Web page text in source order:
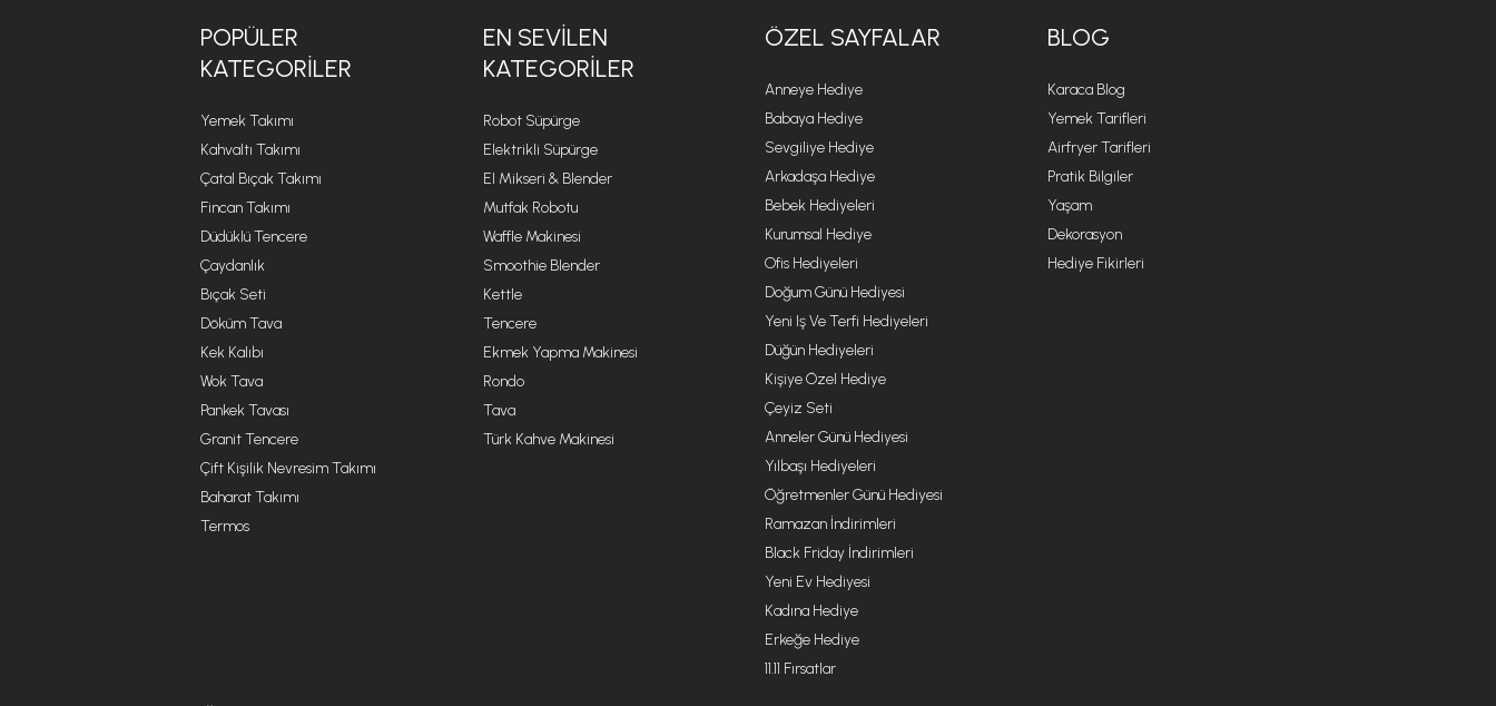
POPÜLER
KATEGORILER
Yemek Takımı
Kahvaltı Takımı
Çatal Bıçak Takımı
Fincan Takımı
Düdüklü Tencere
Çaydanlık
Bıçak Seti
Döküm Tava
Kek Kalıbı
Wok Tava
Pankek Tavası
Granit Tencere
Çift Kişilik Nevresim Takımı
Baharat Takımı
Termos
EN SEVILEN
KATEGORILER
Robot Süpürge
Elektrikli Süpürge
El Mikseri & Blender
Mutfak Robotu
Waffle Makinesi
Smoothie Blender
Kettle
Tencere
Ekmek Yapma Makinesi
Rondo
Tava
Türk Kahve Makinesi
ÖZEL SAYFALAR
Anneye Hediye
Babaya Hediye
Sevgiliye Hediye
Arkadaşa Hediye
Bebek Hediyeleri
Kurumsal Hediye
Ofis Hediyeleri
Doğum Günü Hediyesi
Yeni Iş Ve Terfi Hediyeleri
Düğün Hediyeleri
Kişiye Özel Hediye
Çeyiz Seti
Anneler Günü Hediyesi
Yılbaşı Hediyeleri
Öğretmenler Günü Hediyesi
Ramazan İndirimleri
Black Friday İndirimleri
Yeni Ev Hediyesi
Kadına Hediye
Erkeğe Hediye
11.11 Fırsatlar
BLOG
Karaca Blog
Yemek Tarifleri
Airfryer Tarifleri
Pratik Bilgiler
Yaşam
Dekorasyon
Hediye Fikirleri